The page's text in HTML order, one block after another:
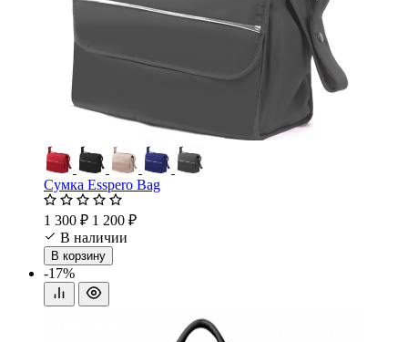
Сумка Esspero Bag
1 300 ₽ 1 200 ₽
В наличии
В корзину
-17%